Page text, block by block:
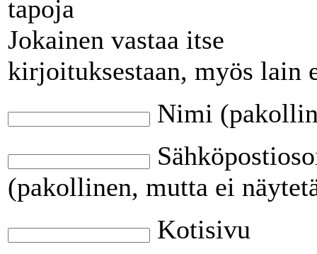
tapoja
Jokainen vastaa itse
kirjoituksestaan, myös lain
Nimi
(pakollinen, mutta ei
Kotisivu